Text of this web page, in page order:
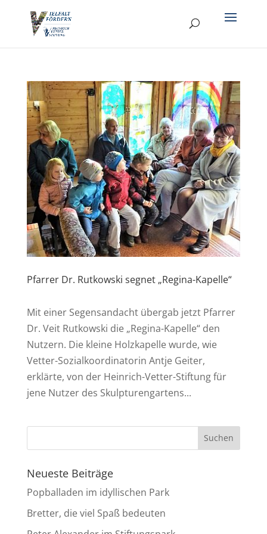
Pfarrer Dr. Rutkowski segnet „Regina-Kapelle“
Mit einer Segensandacht übergab jetzt Pfarrer
Dr. Veit Rutkowski die „Regina-Kapelle“ den
Nutzern. Die kleine Holzkapelle wurde, wie
Vetter-Sozialkoordinatorin Antje Geiter,
erklärte, von der Heinrich-Vetter-Stiftung für
jene Nutzer des Skulpturengartens...
Neueste Beiträge
Popballaden im idyllischen Park
Bretter, die viel Spaß bedeuten